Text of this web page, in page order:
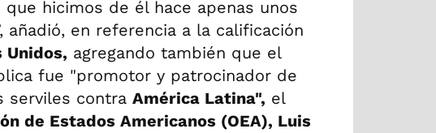
hicimos de él hace apenas unos
añadió, en referencia a la calificación
Unidos, agregando también que el
fue "promotor y patrocinador de
serviles contra América Latina", el
de Estados Americanos (OEA), Luis